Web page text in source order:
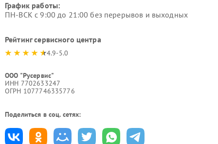
График работы:
ПН-ВСК с 9:00 до 21:00 без перерывов и выходных
Рейтинг сервисного центра
4.9-5.0
ООО "Русервис"
ИНН 7702633247
ОГРН 1077746335776
Поделиться в соц. сетях: